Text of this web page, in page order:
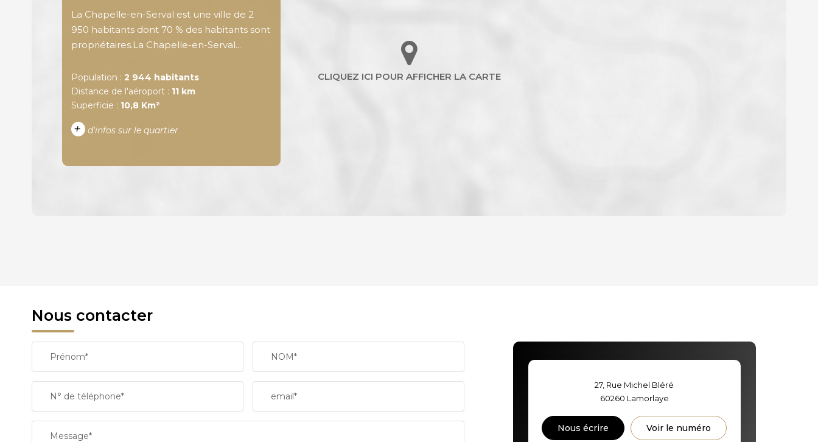
La Chapelle-en-Serval est une ville de 2
950 habitants dont 70 % des habitants sont
propriétaires.La Chapelle-en-Serval...
Population : 2 944 habitants
Distance de l'aéroport : 11 km
Superficie : 10,8 Km²
+ d'infos sur le quartier
TAXE FONCIÈRE
SUPERFICIE : ECOLES ET CRÈCHES
RESTAURANTS ET CAFÉS COMMERCES MÉDECINS
Nous contacter
Prénom* NOM*
N° de téléphone* email*
Message*
27, Rue Michel Bléré
60260 Lamorlaye
Nous écrire Voir le numéro